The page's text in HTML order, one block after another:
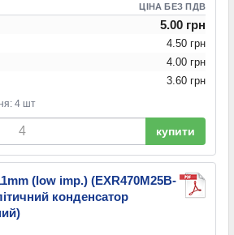
ЦІНА БЕЗ ПДВ
5.00 грн
4.50 грн
4.00 грн
3.60 грн
4 шт
купити
(low imp.) (EXR470M25B-
конденсатор